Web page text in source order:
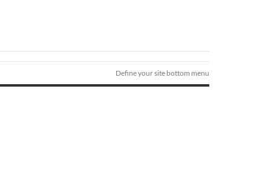
Define your site bottom menu